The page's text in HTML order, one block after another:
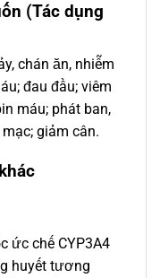
(Tác dụng
chán ăn, nhiễm
đau đầu; viêm
máu; phát ban,
giảm cân.
ức chế CYP3A4
huyết tương